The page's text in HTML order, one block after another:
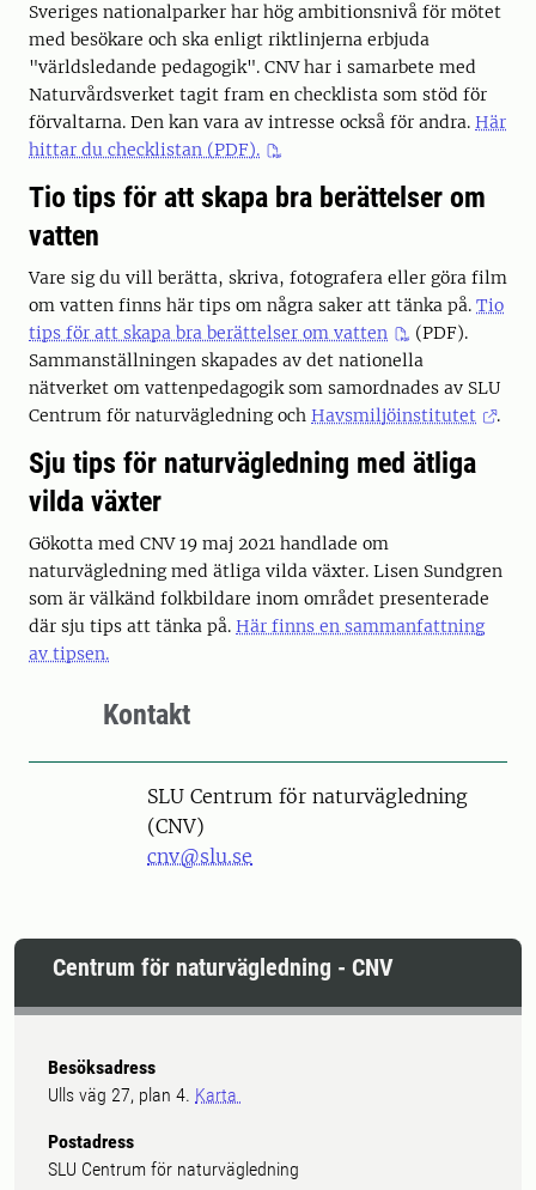
Sveriges nationalparker har hög ambitionsnivå för mötet
med besökare och ska enligt riktlinjerna erbjuda
"världsledande pedagogik". CNV har i samarbete med
Naturvårdsverket tagit fram en checklista som stöd för
förvaltarna. Den kan vara av intresse också för andra. Här
hittar du checklistan (PDF).
Tio tips för att skapa bra berättelser om
vatten
Vare sig du vill berätta, skriva, fotografera eller göra film
om vatten finns här tips om några saker att tänka på. Tio
tips för att skapa bra berättelser om vatten
(PDF).
Sammanställningen skapades av det nationella
nätverket om vattenpedagogik som samordnades av SLU
Centrum för naturvägledning och Havsmiljöinstitutet .
Sju tips för naturvägledning med ätliga
vilda växter
Gökotta med CNV 19 maj 2021 handlade om
naturvägledning med ätliga vilda växter. Lisen Sundgren
som är välkänd folkbildare inom området presenterade
där sju tips att tänka på. Här finns en sammanfattning
av tipsen.
Kontakt
SLU Centrum för naturvägledning
(CNV)
cnv@slu.se
Centrum för naturvägledning - CNV
Besöksadress
Ulls väg 27, plan 4. Karta
Postadress
SLU Centrum för naturvägledning